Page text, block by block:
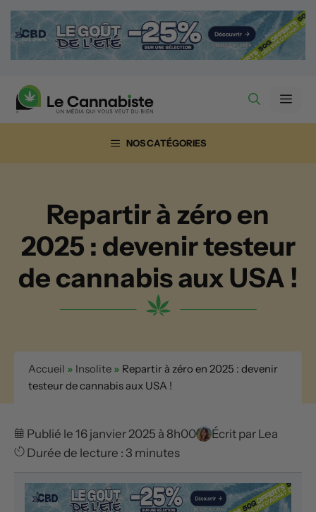
Aller
contenu
NOS CATÉGORIES
Repartir à zéro en
2025 : devenir testeur
de cannabis aux USA !
Accueil » Insolite » Repartir à zéro en 2025 : devenir
testeur de cannabis aux USA !
Publié le 16 janvier 2025 à 8h00 Écrit par Lea
Durée de lecture : 3 minutes